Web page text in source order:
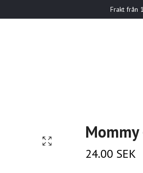
Frakt från
24.00 SEK